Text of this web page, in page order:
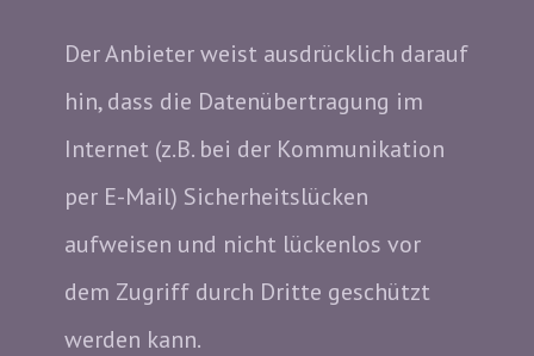
Der Anbieter weist ausdrücklich darauf
hin, dass die Datenübertragung im
Internet (z.B. bei der Kommunikation
per E-Mail) Sicherheitslücken
aufweisen und nicht lückenlos vor
dem Zugriff durch Dritte geschützt
werden kann.